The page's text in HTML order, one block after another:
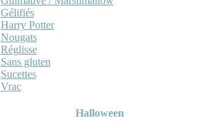
Gélifiés
Harry Potter
Nougats
Réglisse
Sans gluten
Sucettes
Vrac
Halloween